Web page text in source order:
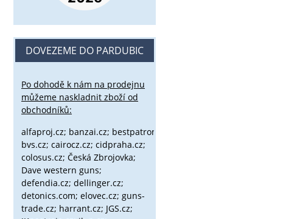
DOVEZEME DO PARDUBIC
Po dohodě k nám na prodejnu
můžeme naskladnit zboží od
obchodníků:
alfaproj.cz; banzai.cz; bestpatron.eu;
bvs.cz; cairocz.cz; cidpraha.cz;
colosus.cz; Česká Zbrojovka;
Dave western guns;
defendia.cz; dellinger.cz;
detonics.com; elovec.cz; guns-
trade.cz; harrant.cz; JGS.cz;